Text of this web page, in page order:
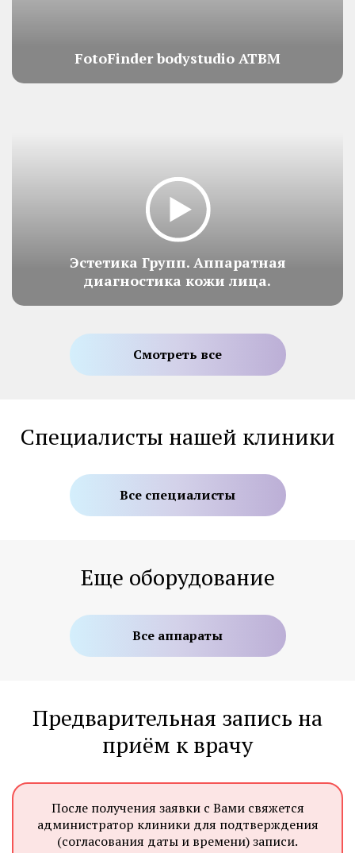
FotoFinder bodystudio ATBM
Эстетика Групп. Аппаратная
диагностика кожи лица.
Смотреть все
Специалисты нашей клиники
Все специалисты
Еще оборудование
Все аппараты
Предварительная запись на
приём к врачу
После получения заявки с Вами свяжется
администратор клиники для подтверждения
(согласования даты и времени) записи.